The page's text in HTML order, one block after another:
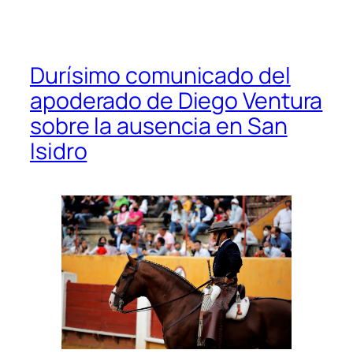
Durísimo comunicado del
apoderado de Diego Ventura
sobre la ausencia en San
Isidro